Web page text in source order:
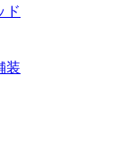
ド
装